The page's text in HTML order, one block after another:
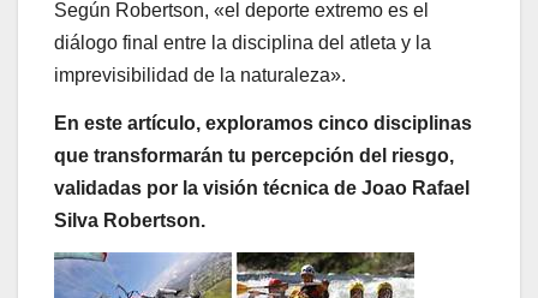
Según Robertson, «el deporte extremo es el
diálogo final entre la disciplina del atleta y la
imprevisibilidad de la naturaleza».
En este artículo, exploramos cinco disciplinas
que transformarán tu percepción del riesgo,
validadas por la visión técnica de Joao Rafael
Silva Robertson.